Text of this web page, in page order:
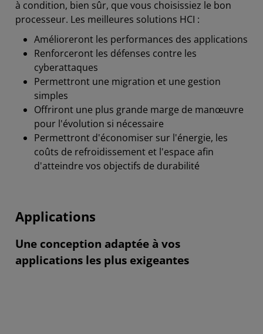
à condition, bien sûr, que vous choisissiez le bon
processeur. Les meilleures solutions HCI :
Amélioreront les performances des applications
Renforceront les défenses contre les
cyberattaques
Permettront une migration et une gestion
simples
Offriront une plus grande marge de manœuvre
pour l'évolution si nécessaire
Permettront d'économiser sur l'énergie, les
coûts de refroidissement et l'espace afin
d'atteindre vos objectifs de durabilité
Applications
Une conception adaptée à vos
applications les plus exigeantes